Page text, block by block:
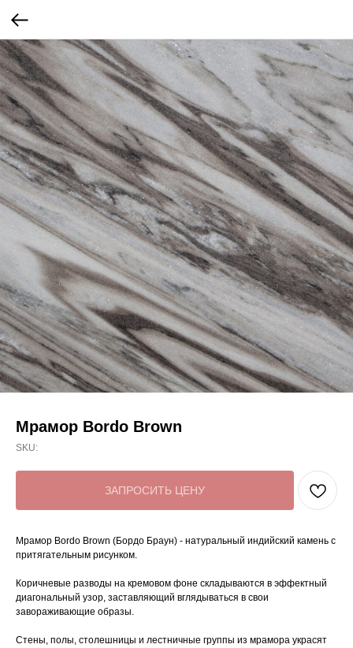
Мрамор Bordo Brown
SKU:
ЗАПРОСИТЬ ЦЕНУ
Мрамор Bordo Brown (Бордо Браун) - натуральный индийский камень с
притягательным рисунком.
Коричневые разводы на кремовом фоне складываются в эффектный
диагональный узор, заставляющий вглядываться в свои
завораживающие образы.
Стены, полы, столешницы и лестничные группы из мрамора украсят